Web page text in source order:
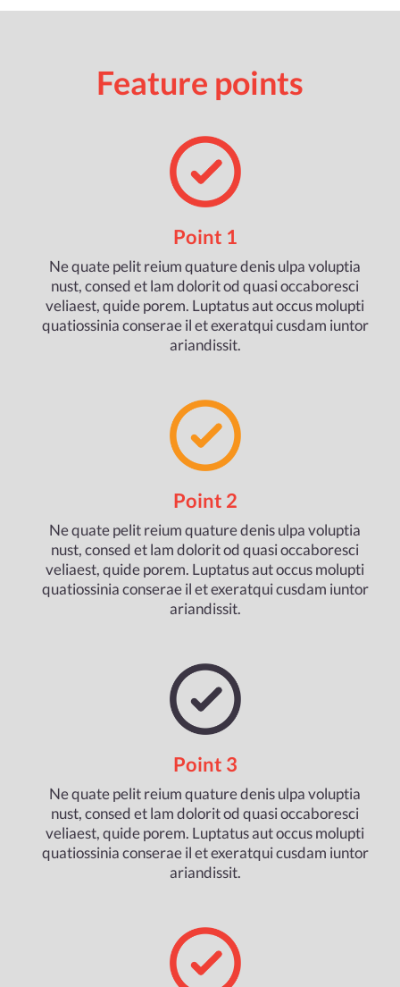
Feature points
Point 1
Ne quate pelit reium quature denis ulpa voluptia
nust, consed et lam dolorit od quasi occaboresci
veliaest, quide porem. Luptatus aut occus molupti
quatiossinia conserae il et exeratqui cusdam iuntor
ariandissit.
Point 2
Ne quate pelit reium quature denis ulpa voluptia
nust, consed et lam dolorit od quasi occaboresci
veliaest, quide porem. Luptatus aut occus molupti
quatiossinia conserae il et exeratqui cusdam iuntor
ariandissit.
Point 3
Ne quate pelit reium quature denis ulpa voluptia
nust, consed et lam dolorit od quasi occaboresci
veliaest, quide porem. Luptatus aut occus molupti
quatiossinia conserae il et exeratqui cusdam iuntor
ariandissit.